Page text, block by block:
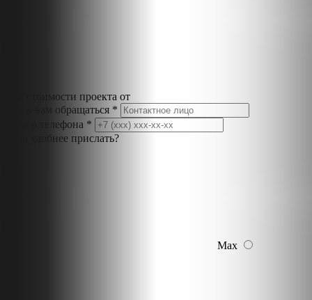
при стоимости проекта от
Как к вам обращаться *
Номер телефона *
Куда удобнее прислать?
Max